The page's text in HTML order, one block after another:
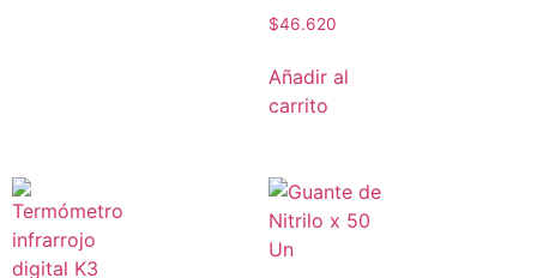
$46.620
Añadir al
carrito